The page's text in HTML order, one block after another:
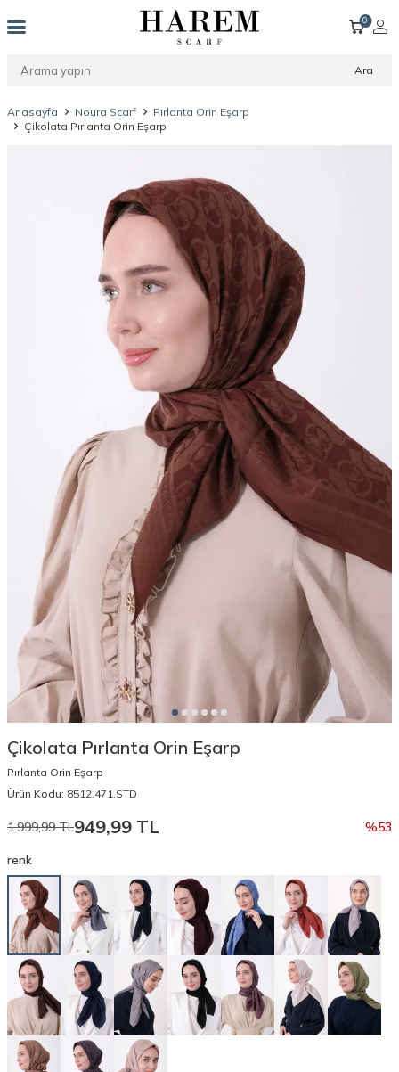
Ara
0
Anasayfa Noura Scarf
Pırlanta Orin Eşarp
Çikolata Pırlanta Orin Eşarp
Çikolata Pırlanta Orin Eşarp
Pırlanta Orin Eşarp
Ürün Kodu: 8512.471.STD
1.999,99TL949,99 TL %53
renk